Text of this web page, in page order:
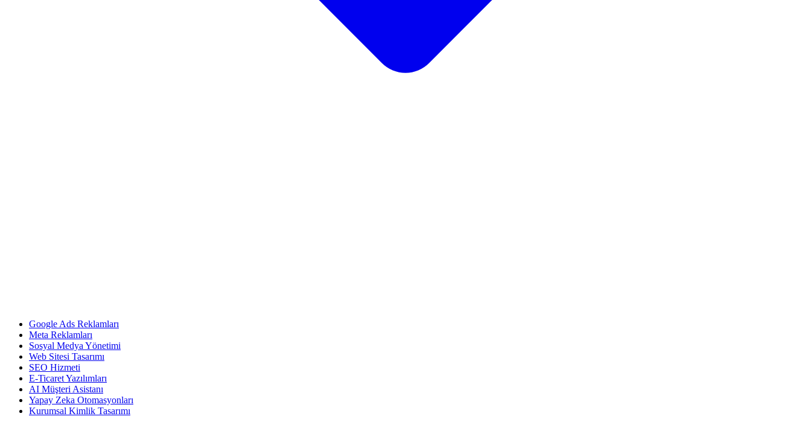
Google Ads Reklamları
Meta Reklamları
Sosyal Medya Yönetimi
Web Sitesi Tasarımı
SEO Hizmeti
E-Ticaret Yazılımları
AI Müşteri Asistanı
Yapay Zeka Otomasyonları
Kurumsal Kimlik Tasarımı